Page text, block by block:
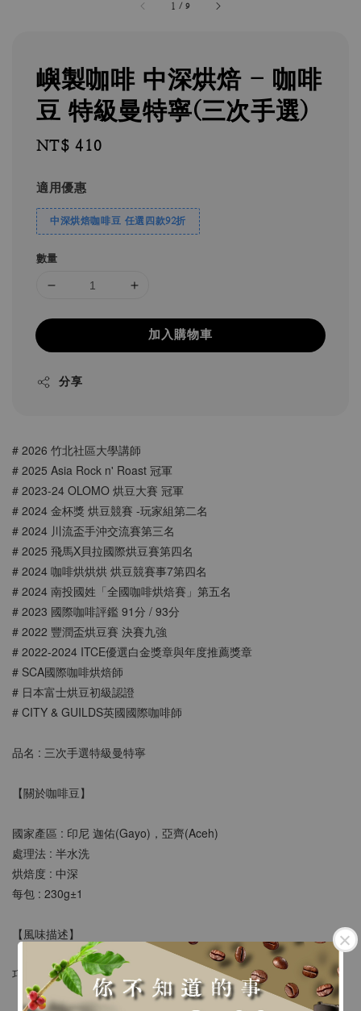
1 /9
嶼製咖啡 中深烘焙 - 咖啡
豆 特級曼特寧(三次手選)
Regular
NT$ 410
適用優惠
中深烘焙咖啡豆 任選四款92折
數量
加入購物車
分享
# 2026 竹北社區大學講師
# 2025 Asia Rock n' Roast 冠軍
# 2023-24 OLOMO 烘豆大賽 冠軍
# 2024 金杯獎 烘豆競賽 -玩家組第二名
# 2024 川流盃手沖交流賽第三名
# 2025 飛馬X貝拉國際烘豆賽第四名
# 2024 咖啡烘烘烘 烘豆競賽事7第四名
# 2024 南投國姓「全國咖啡烘焙賽」第五名
# 2023 國際咖啡評鑑 91分 / 93分
# 2022 豐潤盃烘豆賽 決賽九強
# 2022-2024 ITCE優選⽩⾦獎章與年度推薦獎章
# SCA國際咖啡烘焙師
# 日本富士烘豆初級認證
# CITY & GUILDS英國國際咖啡師
品名 : 三次手選特級曼特寧
【關於咖啡豆】
國家產區 : 印尼 迦佑(Gayo)，亞齊(Aceh)
處理法 : 半水洗
烘焙度 : 中深
每包 : 230g±1
【風味描述】
巧克力 香料 奶油